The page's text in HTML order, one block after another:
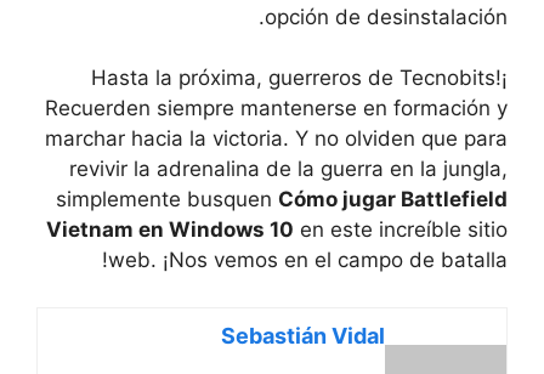
opción de desinstalación.
¡Hasta la próxima, guerreros de Tecnobits!
Recuerden siempre mantenerse en formación y
marchar hacia la victoria. Y no olviden que para
revivir la adrenalina de la guerra en la jungla,
simplemente busquen Cómo jugar Battlefield
Vietnam en Windows 10 en este increíble sitio
web. ¡Nos vemos en el campo de batalla!
Sebastián Vidal